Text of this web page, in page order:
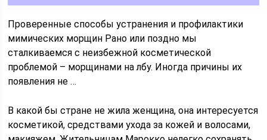
Проверенные способы устранения и профилактики
мимических морщин Рано или поздно мы
сталкиваемся с неизбежной косметической
проблемой – морщинами на лбу. Иногда причины их
появления не …
В какой бы стране не жила женщина, она интересуется
косметикой, средствами ухода за кожей и волосами,